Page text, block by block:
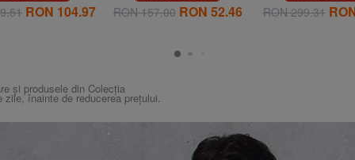
RON 104.97 RON 157.00 RON 52.46 RON 299.31
și produsele din Colecția
înainte de reducerea prețului.